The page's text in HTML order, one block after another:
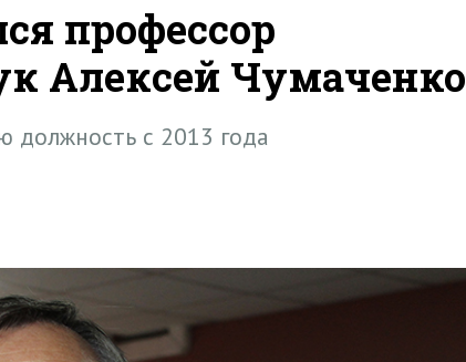
профессор
Алексей Чумаченко
должность с 2013 года